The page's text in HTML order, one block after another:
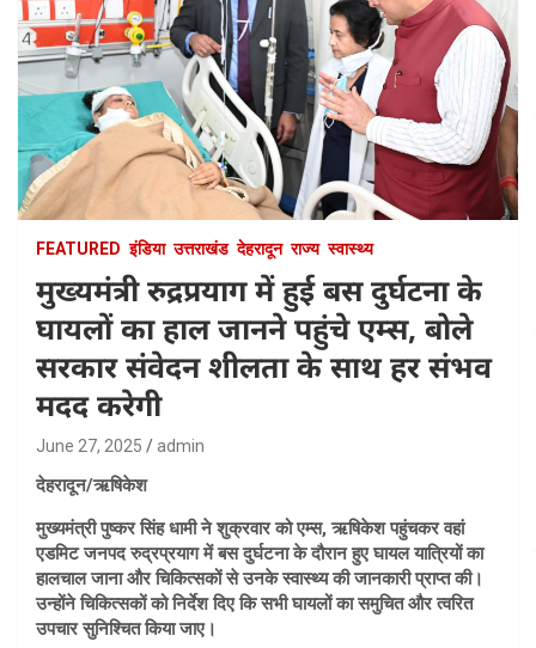
FEATURED इंडिया उत्तराखंड देहरादून राज्य स्वास्थ्य
मुख्यमंत्री रुद्रप्रयाग में हुई बस दुर्घटना के
घायलों का हाल जानने पहुंचे एम्स, बोले
सरकार संवेदन शीलता के साथ हर संभव
मदद करेगी
June 27, 2025 admin
देहरादून/ऋषिकेश
मुख्यमंत्री पुष्कर सिंह धामी ने शुक्रवार को एम्स, ऋषिकेश पहुंचकर वहां
एडमिट जनपद रुद्रप्रयाग में बस दुर्घटना के दौरान हुए घायल यात्रियों का
हालचाल जाना और चिकित्सकों से उनके स्वास्थ्य की जानकारी प्राप्त की।
उन्होंने चिकित्सकों को निर्देश दिए कि सभी घायलों का समुचित और त्वरित
उपचार सुनिश्चित किया जाए।